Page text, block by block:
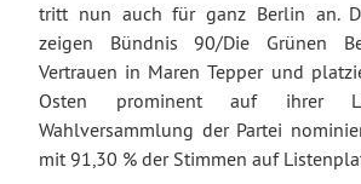
tritt nun auch für ganz Berlin an.
zeigen Bündnis 90/Die Grünen
Vertrauen in Maren Tepper und
Osten prominent auf ihrer
Wahlversammlung der Partei
mit 91,30 % der Stimmen auf